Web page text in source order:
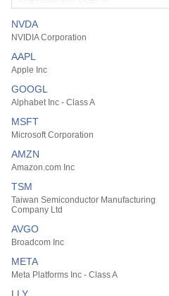
NVDA
NVIDIA Corporation
AAPL
Apple Inc
GOOGL
Alphabet Inc - Class A
MSFT
Microsoft Corporation
AMZN
Amazon.com Inc
TSM
Taiwan Semiconductor Manufacturing
Company Ltd
AVGO
Broadcom Inc
META
Meta Platforms Inc - Class A